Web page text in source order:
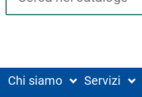
Chi siamo Servizi